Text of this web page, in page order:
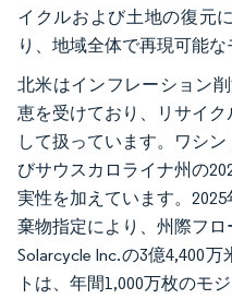
イクルおよび土地の復元
り、地域全体で再現可能な
北米はインフレーション
恵を受けており、リサイ
して扱っています。ワシ
びサウスカロライナ州の
実性を加えています。
棄物指定により、州際フロ
Solarcycle Inc.の3億4,400
トは、年間1,000万枚のモ